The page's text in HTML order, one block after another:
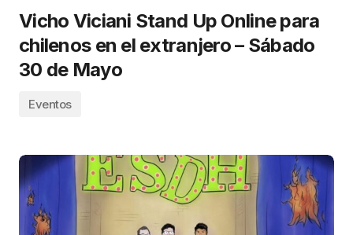
Vicho Viciani Stand Up Online para
chilenos en el extranjero – Sábado
30 de Mayo
Eventos